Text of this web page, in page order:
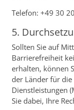
Telefon: +49 30
5.
Sollten Sie auf
Barrierefreiheit
erhalten, können
der Länder für
Dienstleistungen
Sie dabei, Ihre